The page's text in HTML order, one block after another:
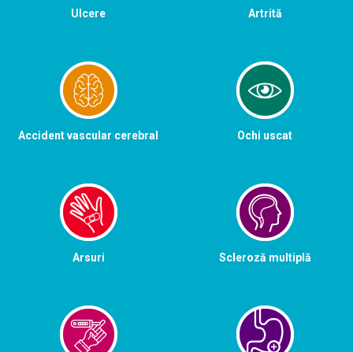
Ulcere Artrită
Accident vascular cerebral Ochi uscat
Arsuri Scleroză multiplă